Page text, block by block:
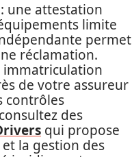
une attestation
limite
permet
réclamation.
immatriculation
de votre assureur
contrôles
des
qui propose
la gestion des